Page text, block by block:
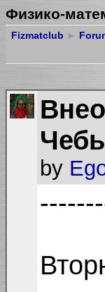
Физико-
Fizmatclub ►
by